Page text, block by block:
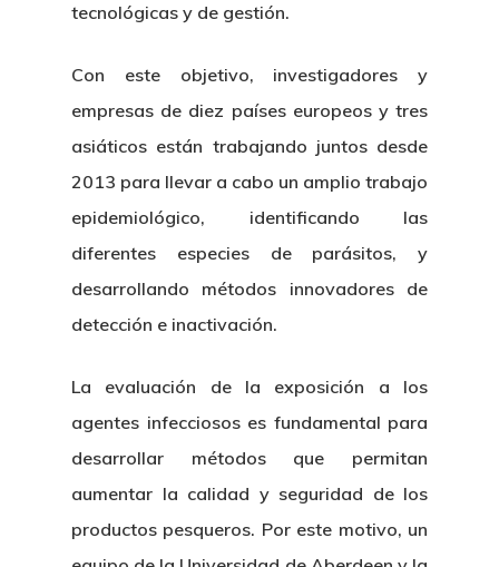
tecnológicas y de gestión.
Con este objetivo, investigadores y
empresas de diez países europeos y tres
asiáticos están trabajando juntos desde
2013 para llevar a cabo un amplio trabajo
epidemiológico, identificando las
diferentes especies de parásitos, y
desarrollando métodos innovadores de
detección e inactivación.
La evaluación de la exposición a los
agentes infecciosos es fundamental para
desarrollar métodos que permitan
aumentar la calidad y seguridad de los
productos pesqueros. Por este motivo, un